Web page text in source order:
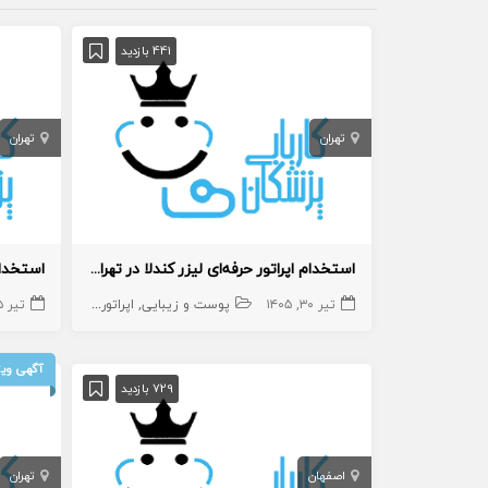
441 بازدید
تهران
استخدام اپراتور حرفه‌ای لیزر کندلا در تهرانسر
تیر ۳۰, ۱۴۰۵ پوست و زیبایی اپراتور لیزر اپراتور لیزر
تهران
تیر ۱۵, ۱۴۰۵
729 بازدید
اصفهان
آگهی
تهران